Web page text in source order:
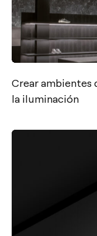
Crear ambientes
la iluminación